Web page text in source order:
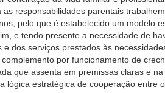
responsabilidades parentais
pelo que é estabelecido um modelo
e tendo presente a necessidade de
dos serviços prestados às
por funcionamento de
que assenta em premissas claras e
lógica estratégica de cooperação entre